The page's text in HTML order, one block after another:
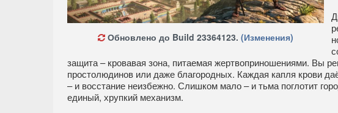
Обновлено до Build 23364123. (Изменения)
защита – кровавая зона, питаемая жертвоприношениями. Вы
простолюдинов или даже благородных. Каждая капля крови
– и восстание неизбежно. Слишком мало – и тьма поглотит
единый, хрупкий механизм.